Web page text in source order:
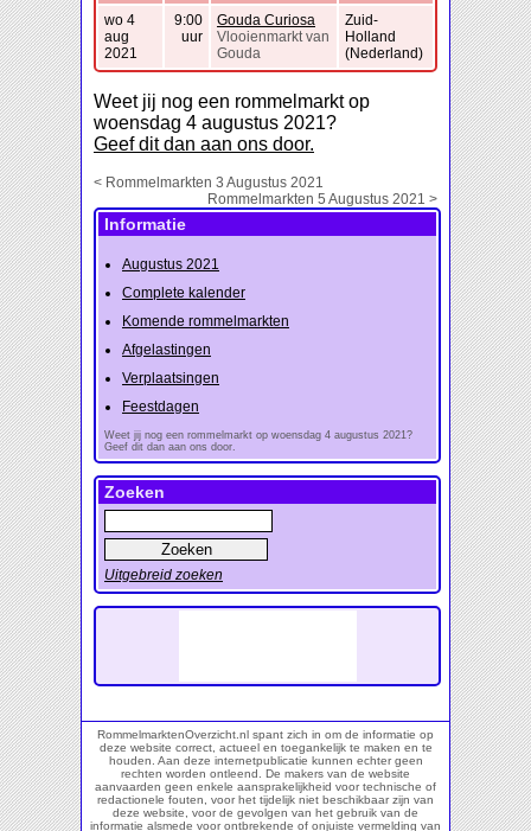
wo 4
aug
2021
9:00
uur
Gouda Curiosa
Vlooienmarkt van
Gouda
Zuid-
Holland
(Nederland)
Weet jij nog een rommelmarkt op
woensdag 4 augustus 2021?
Geef dit dan aan ons door.
< Rommelmarkten 3 Augustus 2021
Rommelmarkten 5 Augustus 2021 >
Informatie
Augustus 2021
Complete kalender
Komende rommelmarkten
Afgelastingen
Verplaatsingen
Feestdagen
Weet jij nog een rommelmarkt op woensdag 4 augustus 2021?
Geef dit dan aan ons door.
Zoeken
Uitgebreid zoeken
RommelmarktenOverzicht.nl spant zich in om de informatie op
deze website correct, actueel en toegankelijk te maken en te
houden. Aan deze internetpublicatie kunnen echter geen
rechten worden ontleend. De makers van de website
aanvaarden geen enkele aansprakelijkheid voor technische of
redactionele fouten, voor het tijdelijk niet beschikbaar zijn van
deze website, voor de gevolgen van het gebruik van de
informatie alsmede voor ontbrekende of onjuiste vermelding van